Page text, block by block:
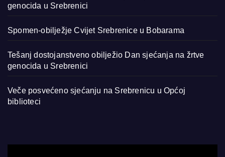
genocida u Srebrenici
Spomen-obilježje Cvijet Srebrenice u Bobarama
Tešanj dostojanstveno obilježio Dan sjećanja na žrtve
genocida u Srebrenici
Veče posvećeno sjećanju na Srebrenicu u Općoj
biblioteci